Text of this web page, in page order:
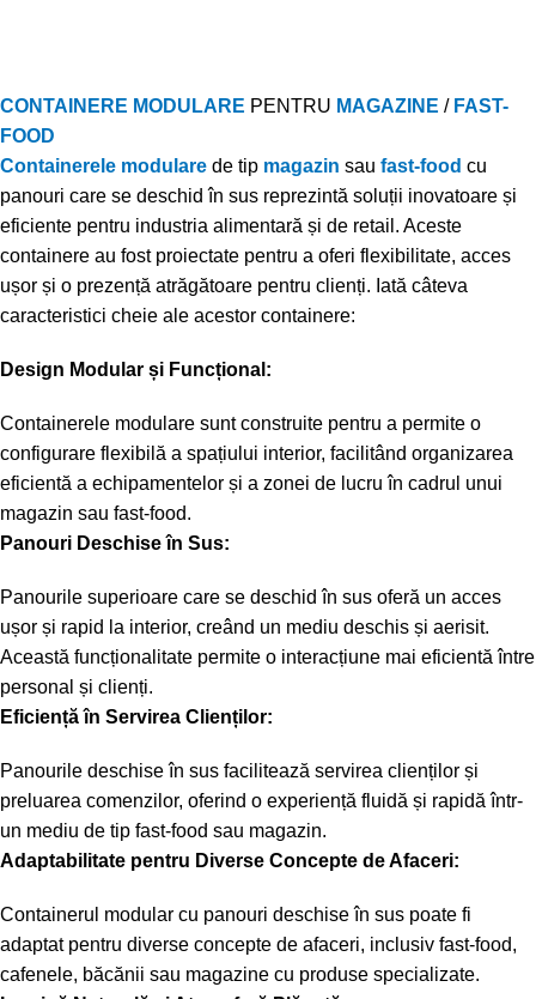
CONTAINERE MODULARE PENTRU MAGAZINE / FAST-
FOOD
Containerele modulare de tip magazin sau fast-food cu
panouri care se deschid în sus reprezintă soluții inovatoare și
eficiente pentru industria alimentară și de retail. Aceste
containere au fost proiectate pentru a oferi flexibilitate, acces
ușor și o prezență atrăgătoare pentru clienți. Iată câteva
caracteristici cheie ale acestor containere:
Design Modular și Funcțional:
Containerele modulare sunt construite pentru a permite o
configurare flexibilă a spațiului interior, facilitând organizarea
eficientă a echipamentelor și a zonei de lucru în cadrul unui
magazin sau fast-food.
Panouri Deschise în Sus:
Panourile superioare care se deschid în sus oferă un acces
ușor și rapid la interior, creând un mediu deschis și aerisit.
Această funcționalitate permite o interacțiune mai eficientă între
personal și clienți.
Eficiență în Servirea Clienților:
Panourile deschise în sus facilitează servirea clienților și
preluarea comenzilor, oferind o experiență fluidă și rapidă într-
un mediu de tip fast-food sau magazin.
Adaptabilitate pentru Diverse Concepte de Afaceri:
Containerul modular cu panouri deschise în sus poate fi
adaptat pentru diverse concepte de afaceri, inclusiv fast-food,
cafenele, băcănii sau magazine cu produse specializate.